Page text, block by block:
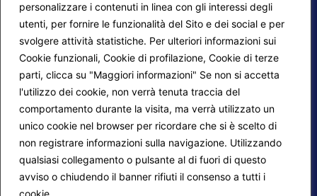
personalizzare i contenuti in linea con gli interessi degli
utenti, per fornire le funzionalità del Sito e dei social e per
svolgere attività statistiche. Per ulteriori informazioni sui
Cookie funzionali, Cookie di profilazione, Cookie di terze
parti, clicca su "Maggiori informazioni" Se non si accetta
l'utilizzo dei cookie, non verrà tenuta traccia del
comportamento durante la visita, ma verrà utilizzato un
unico cookie nel browser per ricordare che si è scelto di
non registrare informazioni sulla navigazione. Utilizzando
qualsiasi collegamento o pulsante al di fuori di questo
avviso o chiudendo il banner rifiuti il consenso a tutti i
cookie.
Mappa del sito
Progetti Darsi Pace
Login redattori
Calendario corsi
Privacy Policy
Cookie Policy
Seguici su: